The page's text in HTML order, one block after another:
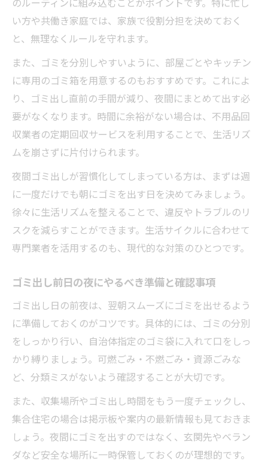
い方や共働き家庭では、家族で役割分担を決めておく
と、無理なくルールを守れます。
また、ゴミを分別しやすいように、部屋ごとやキッチン
に専用のゴミ箱を用意するのもおすすめです。これによ
り、ゴミ出し直前の手間が減り、夜間にまとめて出す必
要がなくなります。時間に余裕がない場合は、不用品回
収業者の定期回収サービスを利用することで、生活リズ
ムを崩さずに片付けられます。
夜間ゴミ出しが習慣化してしまっている方は、まずは週
に一度だけでも朝にゴミを出す日を決めてみましょう。
徐々に生活リズムを整えることで、違反やトラブルのリ
スクを減らすことができます。生活サイクルに合わせて
専門業者を活用するのも、現代的な対策のひとつです。
ゴミ出し前日の夜にやるべき準備と確認事項
ゴミ出し日の前夜は、翌朝スムーズにゴミを出せるよう
に準備しておくのがコツです。具体的には、ゴミの分別
をしっかり行い、自治体指定のゴミ袋に入れて口をしっ
かり縛りましょう。可燃ごみ・不燃ごみ・資源ごみな
ど、分類ミスがないよう確認することが大切です。
また、収集場所やゴミ出し時間をもう一度チェックし、
集合住宅の場合は掲示板や案内の最新情報も見ておきま
しょう。夜間にゴミを出すのではなく、玄関先やベラン
ダなど安全な場所に一時保管しておくのが理想的です。